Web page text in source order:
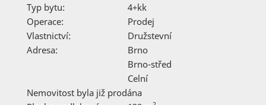
Typ bytu:
4+kk
Operace:
Prodej
Vlastnictví:
Družstevní
Adresa:
Brno
Brno-střed
Celní
Nemovitost byla již prodána